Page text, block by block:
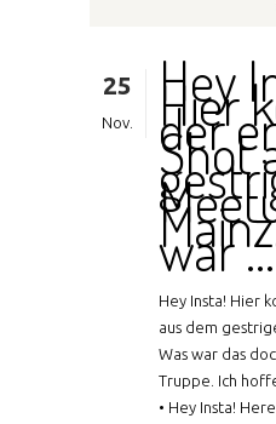
25
Nov.
Hey
Hier
der
Shot
war …
Hey Insta! Hier
aus dem
Was war das
Truppe. Ich
• Hey Insta!